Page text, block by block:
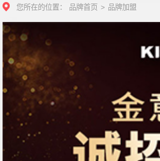
您所在的位置： 品牌首页 > 品牌加盟